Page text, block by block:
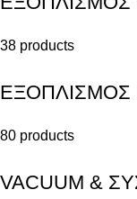
38 products
ΕΞΟΠΛΙΣΜΟΣ
80 products
VACUUM &